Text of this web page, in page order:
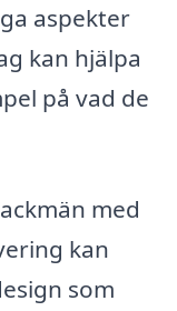
aspekter
kan hjälpa
på vad de
med
kan
som